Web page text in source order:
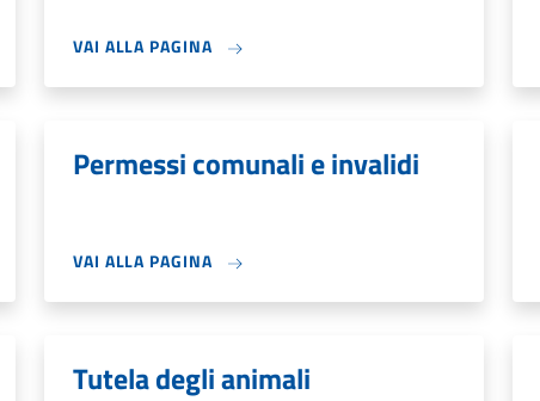
VAI ALLA PAGINA
Permessi comunali e invalidi
VAI ALLA PAGINA
Tutela degli animali